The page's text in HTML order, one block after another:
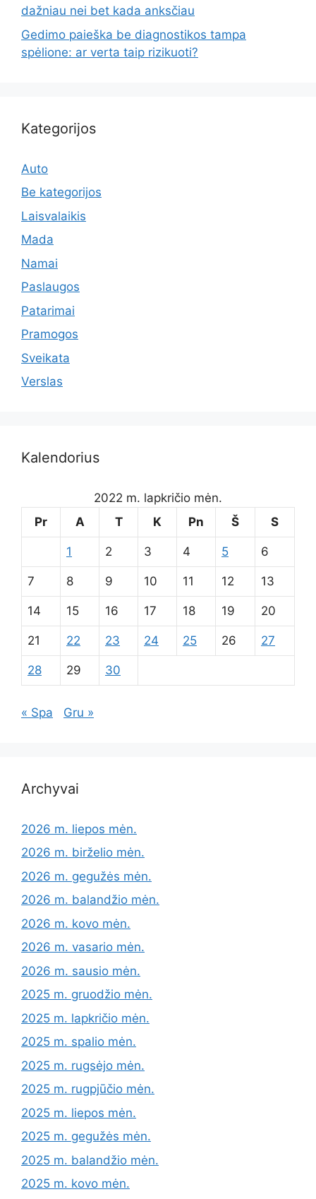
dažniau nei bet kada anksčiau
Gedimo paieška be diagnostikos tampa
spėlione: ar verta taip rizikuoti?
Kategorijos
Auto
Be kategorijos
Laisvalaikis
Mada
Namai
Paslaugos
Patarimai
Pramogos
Sveikata
Verslas
Kalendorius
2022 m. lapkričio mėn.
Pr
A T K Pn Š S
1 2 3 4 5 6
7 8 9 10 11 12 13
14 15 16 17 18 19 20
21 22 23 24 25 26 27
28 29 30
« Spa Gru »
Archyvai
2026 m. liepos mėn.
2026 m. birželio mėn.
2026 m. gegužės mėn.
2026 m. balandžio mėn.
2026 m. kovo mėn.
2026 m. vasario mėn.
2026 m. sausio mėn.
2025 m. gruodžio mėn.
2025 m. lapkričio mėn.
2025 m. spalio mėn.
2025 m. rugsėjo mėn.
2025 m. rugpjūčio mėn.
2025 m. liepos mėn.
2025 m. gegužės mėn.
2025 m. balandžio mėn.
2025 m. kovo mėn.